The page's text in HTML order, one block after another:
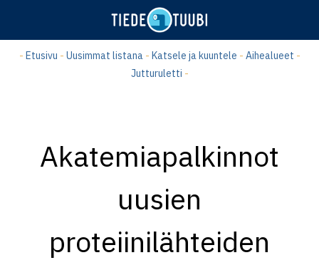
- Etusivu - Uusimmat listana- Katsele ja kuuntele - Aihealueet -
Jutturuletti -
Akatemiapalkinnot
uusien
proteiinilähteiden